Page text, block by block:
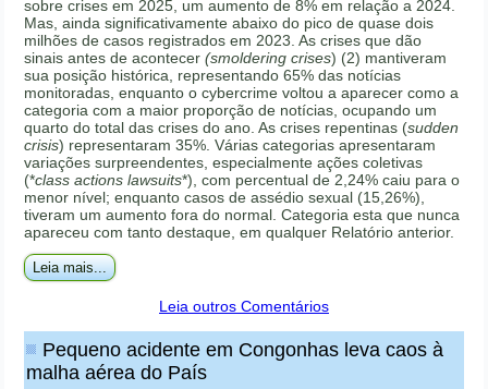
sobre crises em 2025, um aumento de 8% em relação a 2024.
Mas, ainda significativamente abaixo do pico de quase dois
milhões de casos registrados em 2023. As crises que dão
sinais antes de acontecer(smoldering crises) (2) mantiveram
sua posição histórica, representando 65% das notícias
monitoradas, enquanto o cybercrime voltou a aparecer como a
categoria com a maior proporção de notícias, ocupando um
quarto do total das crises do ano. As crises repentinas (sudden
crisis) representaram 35%. Várias categorias apresentaram
variações surpreendentes, especialmente ações coletivas
(*class actions lawsuits*), com percentual de 2,24% caiu para o
menor nível; enquanto casos de assédio sexual (15,26%),
tiveram um aumento fora do normal. Categoria esta que nunca
apareceu com tanto destaque, em qualquer Relatório anterior.
Leia mais...
Leia outros Comentários
Pequeno acidente em Congonhas leva caos à
malha aérea do País